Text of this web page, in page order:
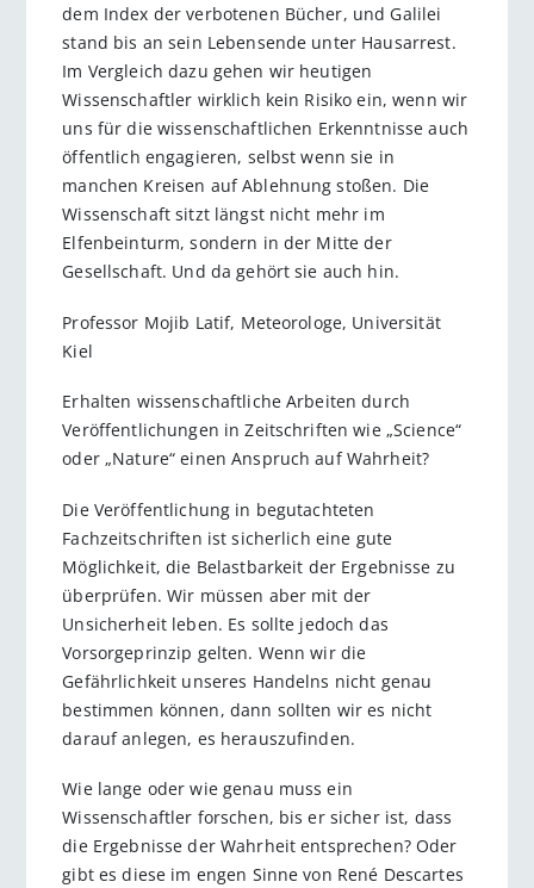
dem Index der verbotenen Bücher, und Galilei
stand bis an sein Lebensende unter Hausarrest.
Im Vergleich dazu gehen wir heutigen
Wissenschaftler wirklich kein Risiko ein, wenn wir
uns für die wissenschaftlichen Erkenntnisse auch
öffentlich engagieren, selbst wenn sie in
manchen Kreisen auf Ablehnung stoßen. Die
Wissenschaft sitzt längst nicht mehr im
Elfenbeinturm, sondern in der Mitte der
Gesellschaft. Und da gehört sie auch hin.
Professor Mojib Latif, Meteorologe, Universität
Kiel
Erhalten wissenschaftliche Arbeiten durch
Veröffentlichungen in Zeitschriften wie „Science“
oder „Nature“ einen Anspruch auf Wahrheit?
Die Veröffentlichung in begutachteten
Fachzeitschriften ist sicherlich eine gute
Möglichkeit, die Belastbarkeit der Ergebnisse zu
überprüfen. Wir müssen aber mit der
Unsicherheit leben. Es sollte jedoch das
Vorsorgeprinzip gelten. Wenn wir die
Gefährlichkeit unseres Handelns nicht genau
bestimmen können, dann sollten wir es nicht
darauf anlegen, es herauszufinden.
Wie lange oder wie genau muss ein
Wissenschaftler forschen, bis er sicher ist, dass
die Ergebnisse der Wahrheit entsprechen? Oder
gibt es diese im engen Sinne von René Descartes